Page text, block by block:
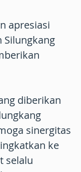
apresiasi
Silungkang
diberikan
sinergitas
ke
selalu